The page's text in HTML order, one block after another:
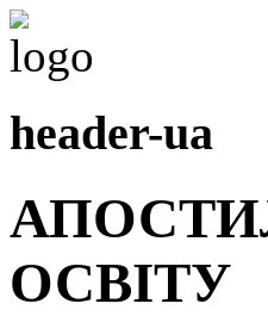
header-ua
ОСВIТУ